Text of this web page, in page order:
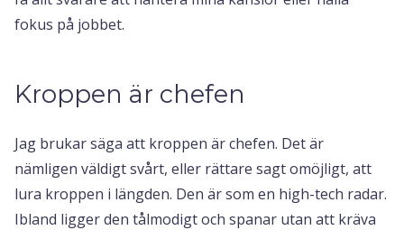
fokus på jobbet.
Kroppen är chefen
Jag brukar säga att kroppen är chefen. Det är
nämligen väldigt svårt, eller rättare sagt omöjligt, att
lura kroppen i längden. Den är som en high-tech radar.
Ibland ligger den tålmodigt och spanar utan att kräva